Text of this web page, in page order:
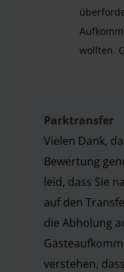
wollten.
Parktransfer
Vielen Dank,
Bewertung
leid, dass Sie
auf den
die Abholung
verstehen,